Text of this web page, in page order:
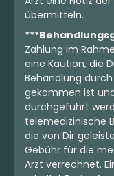
übermitteln.
Zahlung im
eine Kaution, die
Behandlung
gekommen ist
durchgeführt
telemedizinische
die von Dir
Gebühr für die
Arzt verrechnet.